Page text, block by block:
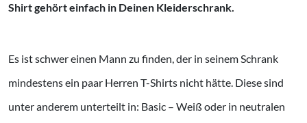
Shirt gehört einfach in Deinen Kleiderschrank.
Es ist schwer einen Mann zu finden, der in seinem Schrank
mindestens ein paar Herren T-Shirts nicht hätte. Diese sind
unter anderem unterteilt in: Basic – Weiß oder in neutralen